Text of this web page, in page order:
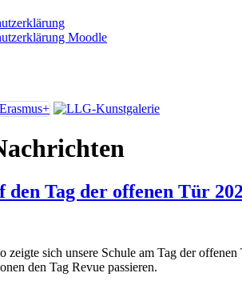
Moodle
den Tag der offenen Tür
zeigte sich unsere Schule am Tag der
den Tag Revue passieren.